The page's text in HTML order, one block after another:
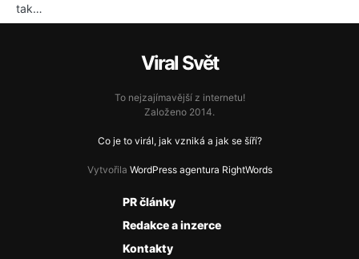
tak…
Viral Svět
To nejzajímavější z internetu!
Založeno 2014.
Co je to virál, jak vzniká a jak se šíří?
Vytvořila WordPress agentura RightWords
PR články
Redakce a inzerce
Kontakty